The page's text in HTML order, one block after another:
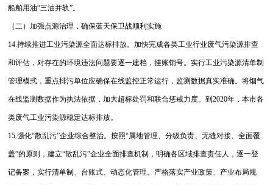
船舶用油“三油并轨”。
（二）加强点源治理，确保蓝天保卫战顺利实施
14.持续推进工业污染源全面达标排放。加快完成各类工业行业废气污染源排查
和评估，对存在的环境违法问题要逐一建档，挂账销号。实行工业污染源清单制
管理模式，重点排污单位应确保在线监控正常运行，监测数据真实准确。将烟气
在线监测数据作为执法依据，加大超标处罚和联合惩戒力度。到2020年，本市各
类废气工业污染源稳定达标排放。
15.强化“散乱污”企业综合整治。按照“属地管理、分级负责、无缝对接、全面覆
盖”的原则，建立“散乱污”企业全面排查机制，明确各区域排查责任人，逐一登
记备案，实行清单制、台账式、动态化管理。严格落实产业政策、产业布局规